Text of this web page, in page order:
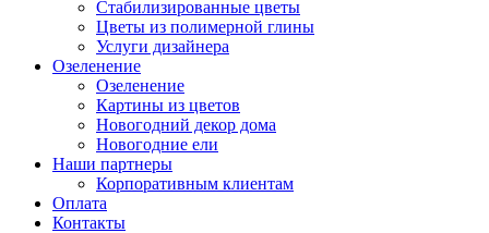
Стабилизированные цветы
Цветы из полимерной глины
Услуги дизайнера
Озеленение
Озеленение
Картины из цветов
Новогодний декор дома
Новогодние ели
Наши партнеры
Корпоративным клиентам
Оплата
Контакты